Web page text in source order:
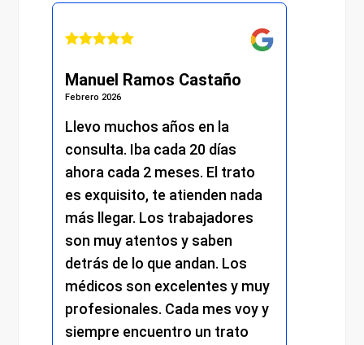
Manuel Ramos Castaño
Febrero 2026
Llevo muchos años en la
consulta. Iba cada 20 días
ahora cada 2 meses. El trato
es exquisito, te atienden nada
más llegar. Los trabajadores
son muy atentos y saben
detrás de lo que andan. Los
médicos son excelentes y muy
profesionales. Cada mes voy y
siempre encuentro un trato